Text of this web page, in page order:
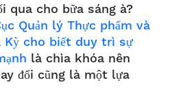
qua cho bữa sáng à?
Quản lý Thực phẩm và
Kỳ cho biết duy trì sự
là chìa khóa nên
đổi cũng là một lựa